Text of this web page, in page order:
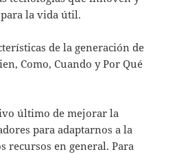
la vida útil.
de la generación de
Como, Cuando y Por Qué
último de mejorar la
para adaptarnos a la
recursos en general. Para